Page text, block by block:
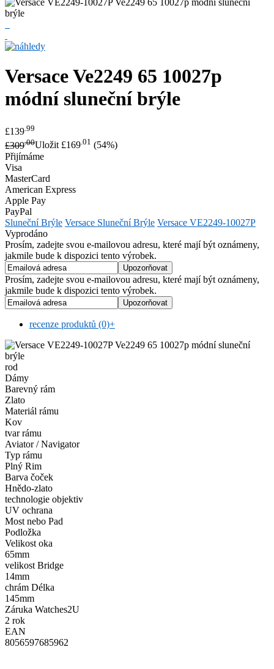
VersaceVe2249 65 10027p
módní sluneční brýle
£139 .99
£309.00Uložit £169.01 (54%)
Přijímáme
Visa
MasterCard
American Express
Apple Pay
PayPal
Sluneční Brýle Versace Sluneční Brýle Versace VE2249-10027P
Vyprodáno
Prosím, zadejte svou e-mailovou adresu, které mají být oznámeny,
jakmile bude k dispozici tento výrobek.
Prosím, zadejte svou e-mailovou adresu, které mají být oznámeny,
jakmile bude k dispozici tento výrobek.
recenze produktů (0)+
rod
Dámy
Barevný rám
Zlato
Materiál rámu
Kov
tvar rámu
Aviator / Navigator
Typ rámu
Plný Rim
Barva čoček
Hnědo-zlato
technologie objektiv
UV ochrana
Most nebo Pad
Podložka
Velikost oka
65mm
velikost Bridge
14mm
chrám Délka
145mm
Záruka Watches2U
2 rok
EAN
8056597685962